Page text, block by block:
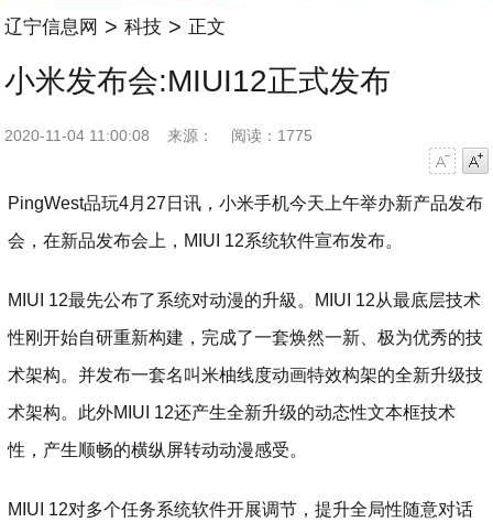
辽宁信息网 > 科技 > 正文
小米发布会:MIUI12正式发布
2020-11-04 11:00:08 来源：
阅读：1775
PingWest品玩4月27日讯，小米手机今天上午举办新产品发布
会，在新品发布会上，MIUI 12系统软件宣布发布。
MIUI 12最先公布了系统对动漫的升級。MIUI 12从最底层技术
性刚开始自研重新构建，完成了一套焕然一新、极为优秀的技
术架构。并发布一套名叫米柚线度动画特效构架的全新升级技
术架构。此外MIUI 12还产生全新升级的动态性文本框技术
性，产生顺畅的横纵屏转动动漫感受。
MIUI 12对多个任务系统软件开展调节，提升全局性随意对话